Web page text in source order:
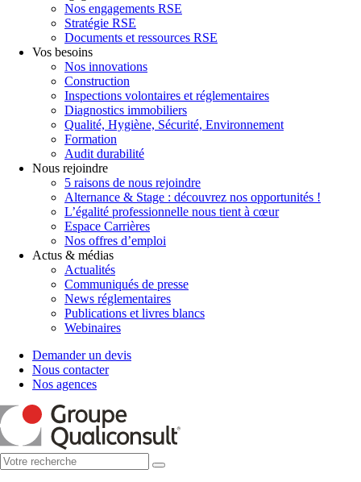
Nos engagements RSE
Stratégie RSE
Documents et ressources RSE
Vos besoins
Nos innovations
Construction
Inspections volontaires et réglementaires
Diagnostics immobiliers
Qualité, Hygiène, Sécurité, Environnement
Formation
Audit durabilité
Nous rejoindre
5 raisons de nous rejoindre
Alternance & Stage : découvrez nos opportunités !
L’égalité professionnelle nous tient à cœur
Espace Carrières
Nos offres d’emploi
Actus & médias
Actualités
Communiqués de presse
News réglementaires
Publications et livres blancs
Webinaires
Demander un devis
Nous contacter
Nos agences